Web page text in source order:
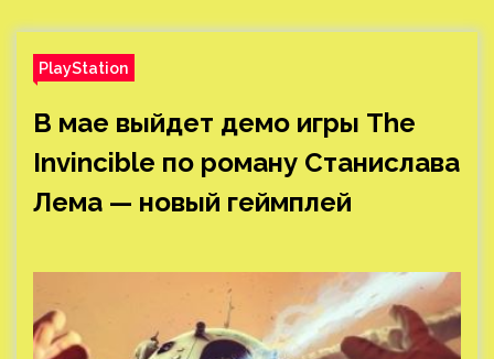
PlayStation
В мае выйдет демо игры The
Invincible по роману Станислава
Лема — новый геймплей